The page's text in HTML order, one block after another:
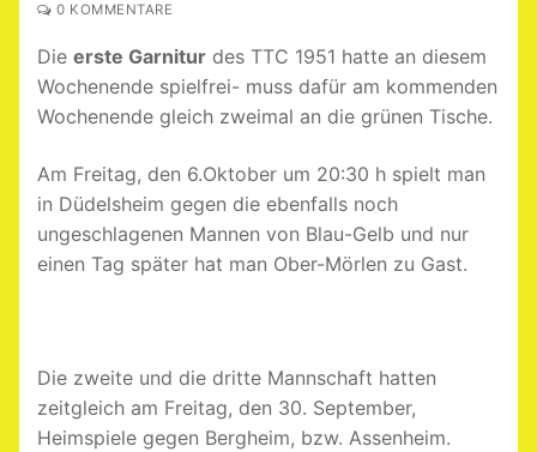
0 KOMMENTARE
Die erste Garnitur des TTC 1951 hatte an diesem
Wochenende spielfrei- muss dafür am kommenden
Wochenende gleich zweimal an die grünen Tische.
Am Freitag, den 6.Oktober um 20:30 h spielt man
in Düdelsheim gegen die ebenfalls noch
ungeschlagenen Mannen von Blau-Gelb und nur
einen Tag später hat man Ober-Mörlen zu Gast.
Die zweite und die dritte Mannschaft hatten
zeitgleich am Freitag, den 30. September,
Heimspiele gegen Bergheim, bzw. Assenheim.